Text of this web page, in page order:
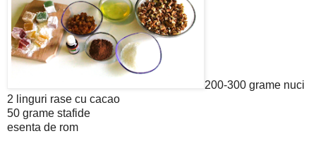
200-300 grame nuci
2 linguri rase cu cacao
50 grame stafide
esenta de rom